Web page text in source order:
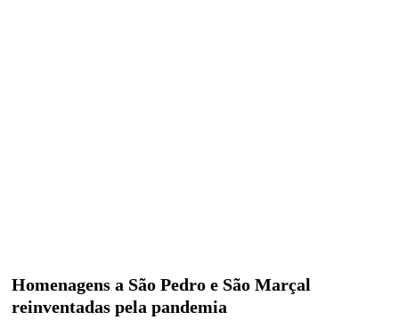
Homenagens a São Pedro e São Marçal
reinventadas pela pandemia